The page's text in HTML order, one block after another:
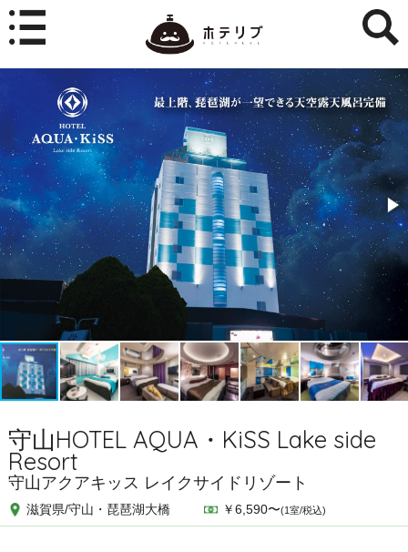
守山HOTEL AQUA・KiSS Lake side
Resort
守山アクアキッス レイクサイドリゾート
滋賀県/守山・琵琶湖大橋 ￥6,590〜(1室/税込)